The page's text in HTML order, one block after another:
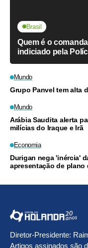
Brasil
Quem é o
indiciado pela
Mundo
Grupo Panvel tem alta
Mundo
Arábia Saudita alerta
milícias do Iraque e Irã
Economia
Durigan nega 'inércia'
apresentação de plano
Diretor-Presidente:
Artigos assinados são